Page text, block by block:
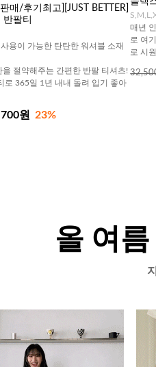
매/후기최고][JUST BETTER]
팔티
용이 가능한 탄탄한 워셔블 소재
을 절약해주는 간편한 반팔 티셔츠!
로 365일 1년 내내 돌려 입기 좋아
원 23%
매년
로 여
로 시
올 여